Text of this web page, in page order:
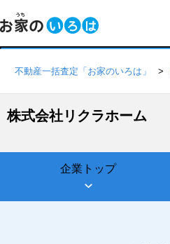
不動産一括査定「お家のいろは」
株式会社リクラホーム
企業トップ